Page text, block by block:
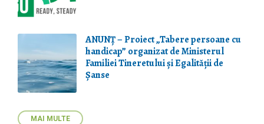
ANUNȚ – Proiect „Tabere persoane cu
handicap” organizat de Ministerul
Familiei Tineretului și Egalității de
Șanse
MAI MULTE